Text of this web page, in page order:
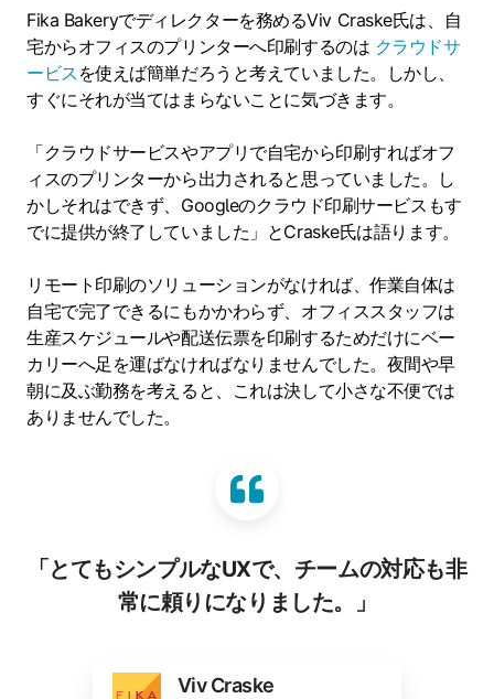
Fika Bakeryでディレクターを務めるViv Craske氏は、自
宅からオフィスのプリンターへ印刷するのは クラウドサ
ービス を使えば簡単だろうと考えていました。しかし、
すぐにそれが当てはまらないことに気づきます。
「クラウドサービスやアプリで自宅から印刷すればオフ
ィスのプリンターから出力されると思っていました。し
かしそれはできず、Googleのクラウド印刷サービスもす
でに提供が終了していました」とCraske氏は語ります。
リモート印刷のソリューションがなければ、作業自体は
自宅で完了できるにもかかわらず、オフィススタッフは
生産スケジュールや配送伝票を印刷するためだけにベー
カリーへ足を運ばなければなりませんでした。夜間や早
朝に及ぶ勤務を考えると、これは決して小さな不便では
ありませんでした。
「とてもシンプルなUXで、チームの対応も非
常に頼りになりました。」
Viv Craske